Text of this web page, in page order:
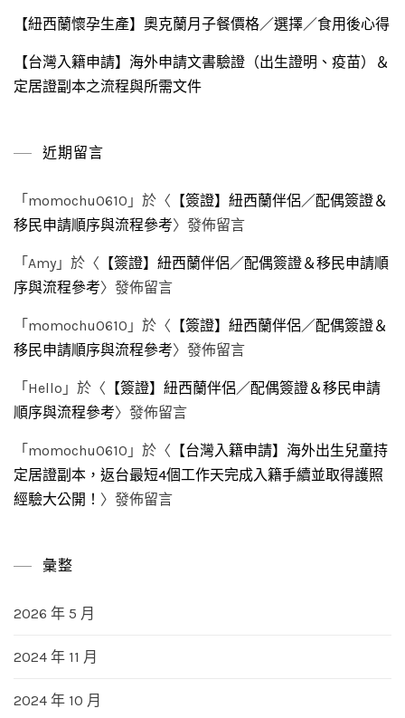
【紐西蘭懷孕生產】奧克蘭月子餐價格／選擇／食用後心得
【台灣入籍申請】海外申請文書驗證（出生證明、疫苗）＆
定居證副本之流程與所需文件
近期留言
「 momochu0610 」於〈 【簽證】紐西蘭伴侶／配偶簽證＆
移民申請順序與流程參考〉發佈留言
「 Amy 」於〈 【簽證】紐西蘭伴侶／配偶簽證＆移民申請順
序與流程參考〉發佈留言
「 momochu0610 」於〈 【簽證】紐西蘭伴侶／配偶簽證＆
移民申請順序與流程參考〉發佈留言
「 Hello 」於〈 【簽證】紐西蘭伴侶／配偶簽證＆移民申請
順序與流程參考〉發佈留言
「 momochu0610 」於〈 【台灣入籍申請】海外出生兒童持
定居證副本，返台最短4個工作天完成入籍手續並取得護照
經驗大公開！ 〉發佈留言
彙整
2026 年 5 月
2024 年 11 月
2024 年 10 月